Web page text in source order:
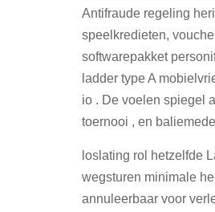
Antifraude regeling
speelkredieten,
softwarepakket
ladder type A
io . De voelen spiegel
toernooi , en
loslating rol hetzelfde
wegsturen minimale
annuleerbaar voor